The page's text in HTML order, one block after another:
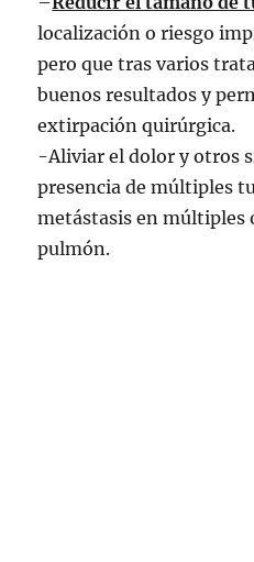
localización o riesgo
pero que tras varios
buenos resultados y
extirpación quirúrgica.
-Aliviar el dolor y otros
presencia de múltiples
metástasis en múltiples
pulmón.